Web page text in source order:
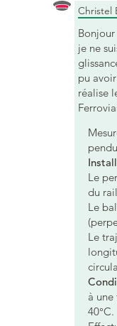
Christel
Bonjour
je ne
pu
réalise
Le
du
Le
Le
à
40°C.